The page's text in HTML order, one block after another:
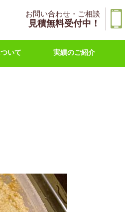
お問い合わせ・ご相談
見積無料受付中！
いて 実績のご紹介